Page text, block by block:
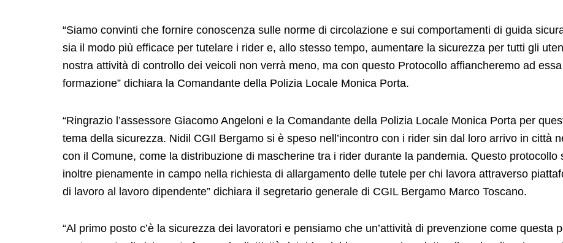
“Siamo convinti che fornire conoscenza sulle norme di circolazione e sui comportamenti di guida
sia il modo più efficace per tutelare i rider e, allo stesso tempo, aumentare la sicurezza per tutti gli
nostra attività di controllo dei veicoli non verrà meno, ma con questo Protocollo affiancheremo ad
formazione” dichiara la Comandante della Polizia Locale Monica Porta.
“Ringrazio l’assessore Giacomo Angeloni e la Comandante della Polizia Locale Monica Porta per
tema della sicurezza. Nidil CGIl Bergamo si è speso nell’incontro con i rider sin dal loro arrivo in città
con il Comune, come la distribuzione di mascherine tra i rider durante la pandemia. Questo
inoltre pienamente in campo nella richiesta di allargamento delle tutele per chi lavora attraverso
di lavoro al lavoro dipendente” dichiara il segretario generale di CGIL Bergamo Marco Toscano.
“Al primo posto c’è la sicurezza dei lavoratori e pensiamo che un’attività di prevenzione come questa